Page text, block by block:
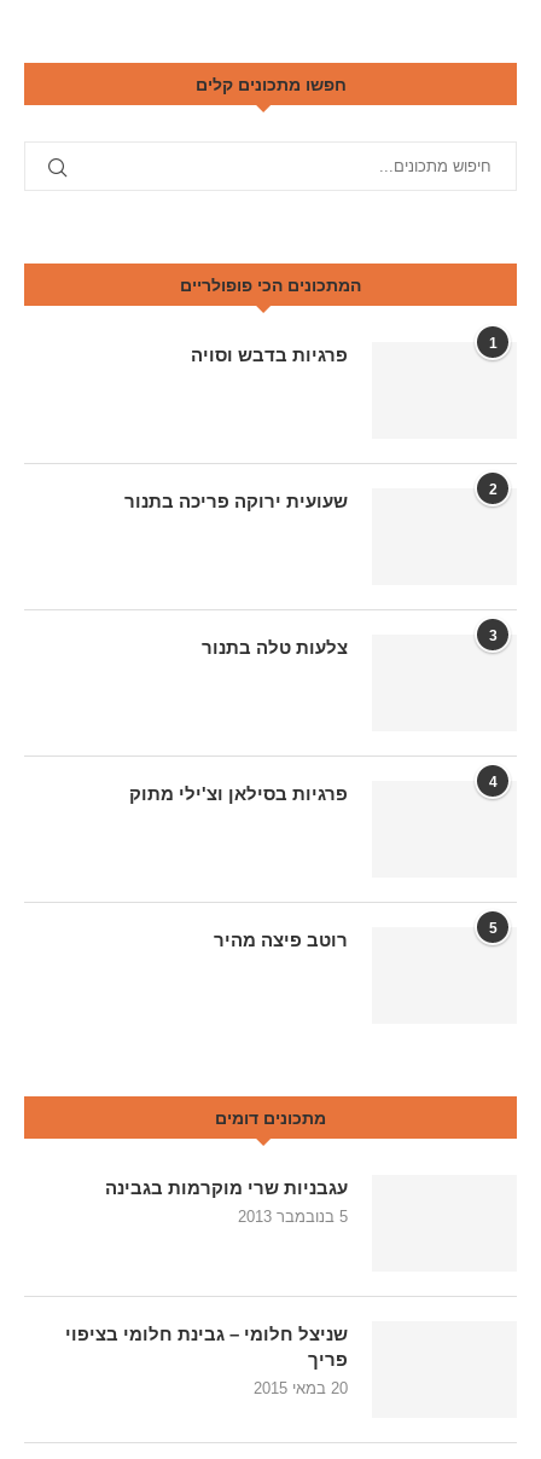
חפשו מתכונים קלים
המתכונים הכי פופולריים
1
פרגיות בדבש וסויה
2
שעועית ירוקה פריכה בתנור
3
צלעות טלה בתנור
4
פרגיות בסילאן וצ'ילי מתוק
5
רוטב פיצה מהיר
מתכונים דומים
עגבניות שרי מוקרמות בגבינה
5 בנובמבר 2013
שניצל חלומי – גבינת חלומי בציפוי
פריך
20 במאי 2015